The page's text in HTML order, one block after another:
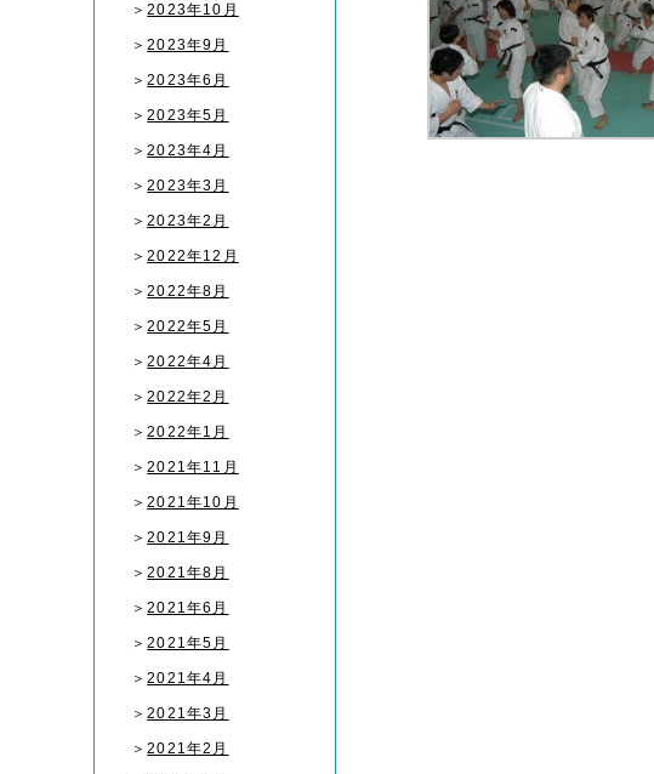
＞2023年10月
＞2023年9月
＞2023年6月
＞2023年5月
＞2023年4月
＞2023年3月
＞2023年2月
＞2022年12月
＞2022年8月
＞2022年5月
＞2022年4月
＞2022年2月
＞2022年1月
＞2021年11月
＞2021年10月
＞2021年9月
＞2021年8月
＞2021年6月
＞2021年5月
＞2021年4月
＞2021年3月
＞2021年2月